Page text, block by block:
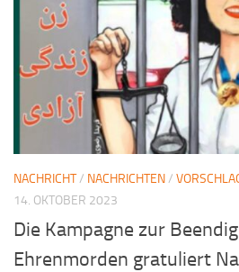
NACHRICHT/ NACHRICHTEN/
14. OKTOBER 2023
Die Kampagne zur
Ehrenmorden gratuliert